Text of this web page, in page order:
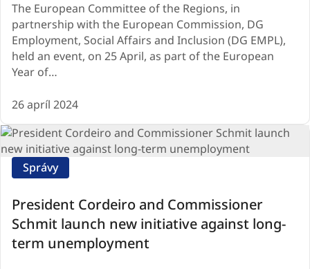
The European Committee of the Regions, in
partnership with the European Commission, DG
Employment, Social Affairs and Inclusion (DG EMPL),
held an event, on 25 April, as part of the European
Year of…
26 apríl 2024
President Cordeiro and Commissioner
Schmit launch new initiative against long-
term unemployment
Správy